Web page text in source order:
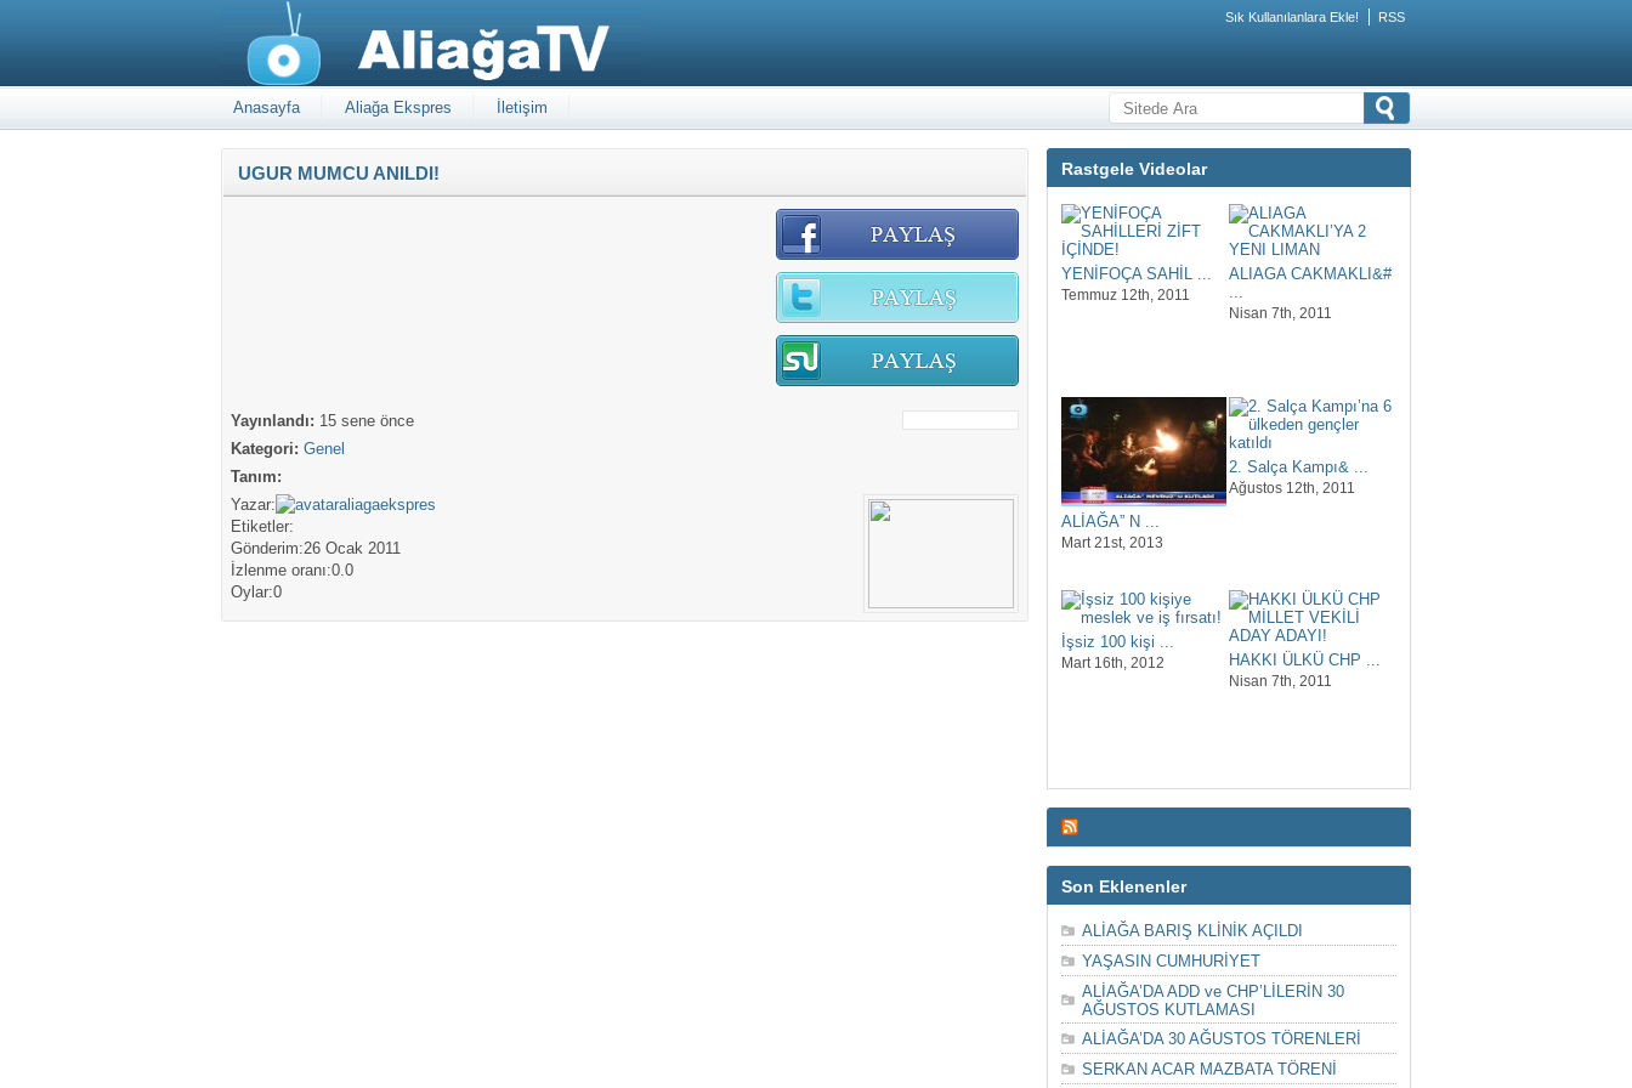
Sık Kullanılanlara Ekle! RSS
Anasayfa Aliağa Ekspres İletişim
UGUR MUMCU ANILDI!
Yayınlandı: 15 sene önce
Kategori: Genel
Tanım:
Yazar:
aliagaekspres
Etiketler:
Gönderim:26 Ocak 2011
İzlenme oranı:0.0
Oylar:0
Rastgele Videolar
YENİFOÇA SAHİL ...
Temmuz 12th, 2011
ALIAGA CAKMAKLI&#
...
Nisan 7th, 2011
ALİAĞA” N ...
Mart 21st, 2013
2. Salça Kampı& ...
Ağustos 12th, 2011
İşsiz 100 kişi ...
Mart 16th, 2012 HAKKI ÜLKÜ CHP ...
Nisan 7th, 2011
Son Eklenenler
ALİAĞA BARIŞ KLİNİK AÇILDI
YAŞASIN CUMHURİYET
ALİAĞA’DA ADD ve CHP’LİLERİN 30
AĞUSTOS KUTLAMASI
ALİAĞA’DA 30 AĞUSTOS TÖRENLERİ
SERKAN ACAR MAZBATA TÖRENİ